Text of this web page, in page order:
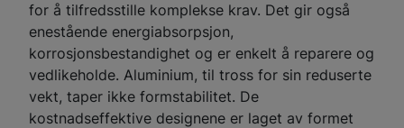
for å tilfredsstille komplekse krav. Det gir også
enestående energiabsorpsjon,
korrosjonsbestandighet og er enkelt å reparere og
vedlikeholde. Aluminium, til tross for sin reduserte
vekt, taper ikke formstabilitet. De
kostnadseffektive designene er laget av formet